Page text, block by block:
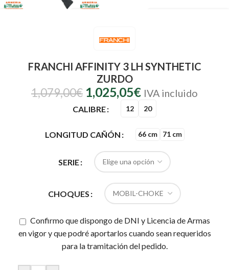
FRANCHI AFFINITY 3 LH SYNTHETIC
ZURDO
1,079,00€ 1,025,05€ IVA incluido
CALIBRE 12 20
LONGITUD CAÑÓN 66 cm 71 cm
SERIE
CHOQUES
Confirmo que dispongo de DNI y Licencia de Armas
en vigor y que podré aportarlos cuando sean requeridos
para la tramitación del pedido.